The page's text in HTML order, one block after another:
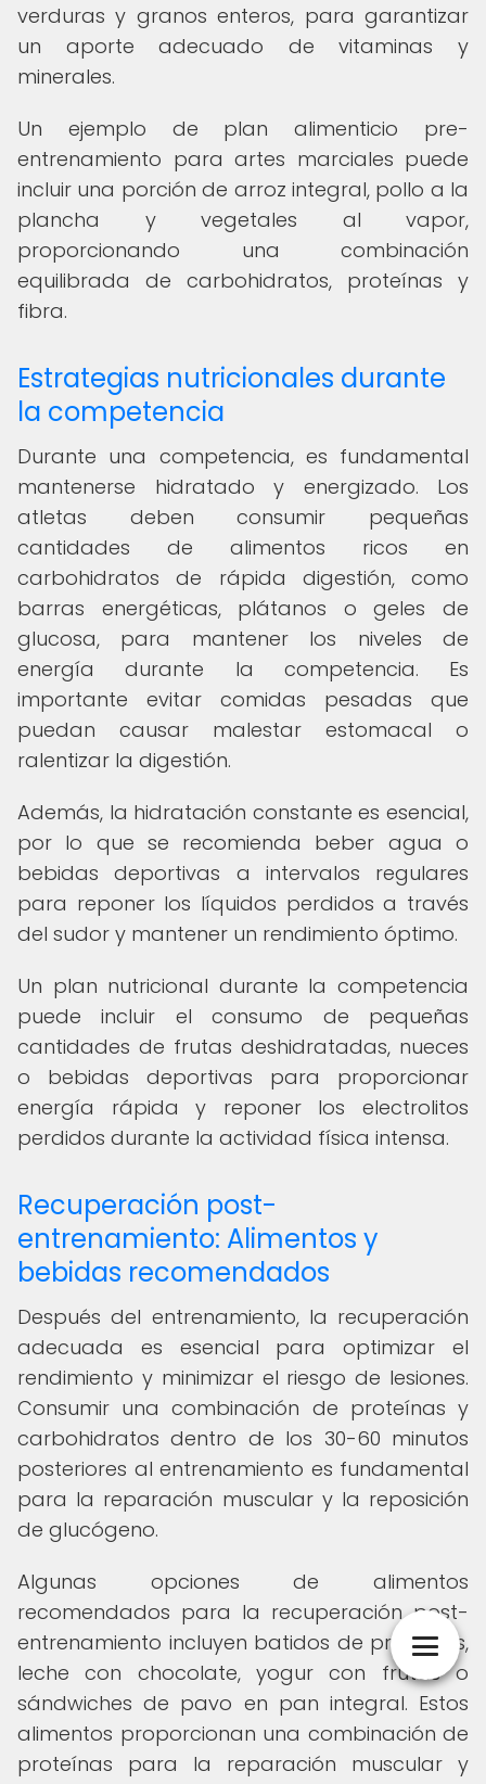
verduras y granos enteros, para garantizar
un aporte adecuado de vitaminas y
minerales.
Un ejemplo de plan alimenticio pre-
entrenamiento para artes marciales puede
incluir una porción de arroz integral, pollo a la
plancha y vegetales al vapor,
proporcionando una combinación
equilibrada de carbohidratos, proteínas y
fibra.
Estrategias nutricionales durante
la competencia
Durante una competencia, es fundamental
mantenerse hidratado y energizado. Los
atletas deben consumir pequeñas
cantidades de alimentos ricos en
carbohidratos de rápida digestión, como
barras energéticas, plátanos o geles de
glucosa, para mantener los niveles de
energía durante la competencia. Es
importante evitar comidas pesadas que
puedan causar malestar estomacal o
ralentizar la digestión.
Además, la hidratación constante es esencial,
por lo que se recomienda beber agua o
bebidas deportivas a intervalos regulares
para reponer los líquidos perdidos a través
del sudor y mantener un rendimiento óptimo.
Un plan nutricional durante la competencia
puede incluir el consumo de pequeñas
cantidades de frutas deshidratadas, nueces
o bebidas deportivas para proporcionar
energía rápida y reponer los electrolitos
perdidos durante la actividad física intensa.
Recuperación post-
entrenamiento: Alimentos y
bebidas recomendados
Después del entrenamiento, la recuperación
adecuada es esencial para optimizar el
rendimiento y minimizar el riesgo de lesiones.
Consumir una combinación de proteínas y
carbohidratos dentro de los 30-60 minutos
posteriores al entrenamiento es fundamental
para la reparación muscular y la reposición
de glucógeno.
Algunas opciones de alimentos
recomendados para la recuperación post-
entrenamiento incluyen batidos de proteínas,
leche con chocolate, yogur con frutas o
sándwiches de pavo en pan integral. Estos
alimentos proporcionan una combinación de
proteínas para la reparación muscular y